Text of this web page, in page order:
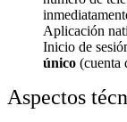
Aplicación
Inicio de
único (cuenta
Aspectos